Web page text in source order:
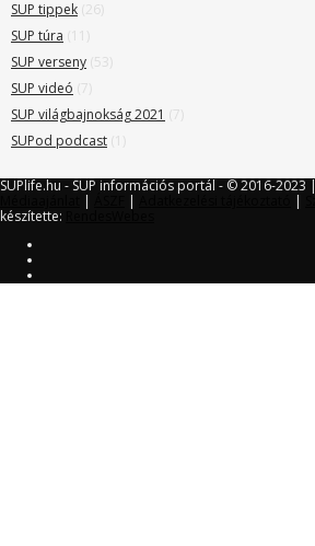
SUP tippek (26)
SUP túra (11)
SUP verseny (53)
SUP videó (7)
SUP világbajnokság 2021 (7)
SUPod podcast (1)
SUPlife.hu - SUP információs portál - © 2016-2023 |
| | |
készítette: